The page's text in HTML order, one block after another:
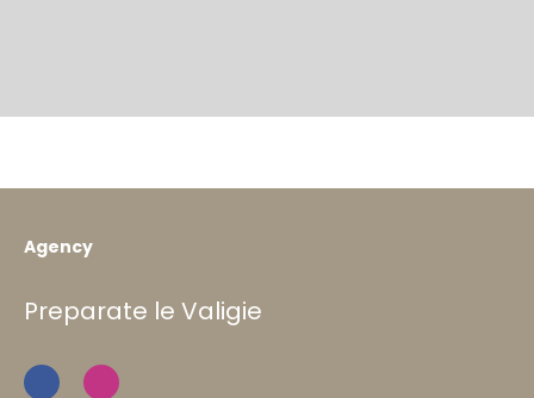
Agency
Preparate le Valigie